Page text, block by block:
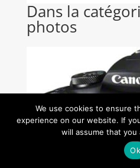
Dans la
photos
We use cookies to ensure
experience on our website. If
will assume that
Ok